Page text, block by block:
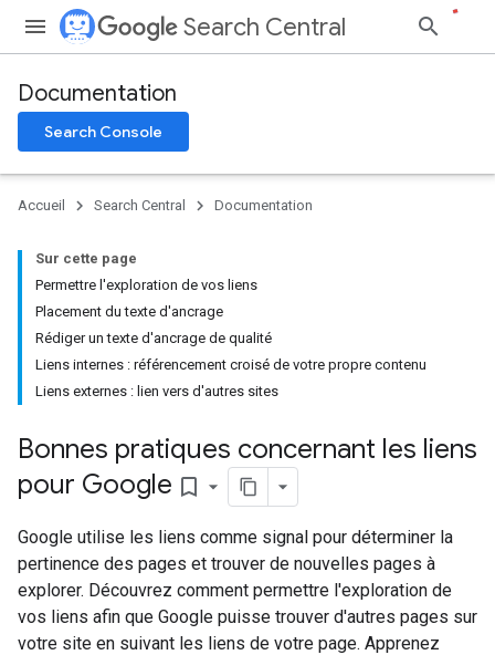
Search Central
Documentation
Search Console
Accueil Search Central Documentation
Sur cette page
Permettre l'exploration de vos liens
Placement du texte d'ancrage
Rédiger un texte d'ancrage de qualité
Liens internes : référencement croisé de votre propre contenu
Liens externes : lien vers d'autres sites
Bonnes pratiques concernant les liens
pour Google bookmark_border
Google utilise les liens comme signal pour déterminer la
pertinence des pages et trouver de nouvelles pages à
explorer. Découvrez comment permettre l'exploration de
vos liens afin que Google puisse trouver d'autres pages sur
votre site en suivant les liens de votre page. Apprenez